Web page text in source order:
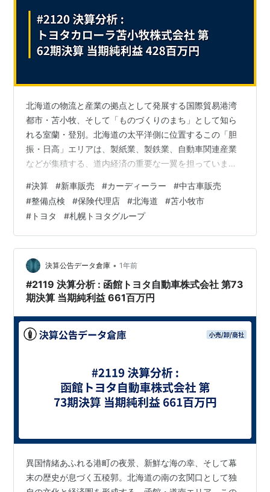
北海道の物流と産業の拠点として発展する国際貿易港湾
都市・苫小牧、そして「ものづくりのまち」として知ら
れる室蘭・登別。北海道の太平洋側に位置するこの「胆
振・日高」エリアは、製紙業、製鉄業、自動車関連産業
などが集積する、道内経済の重要な一翼を担っていま
動車は日々の移動から産業活動まで、あらゆる場面で欠
かせないパートナーです。 今回は、この胆振・日高エリ
アに深く根ざし、1963年の創業から60年以上にわたって
地域社会と共に歩んできた老舗ディーラー、「トヨタカ
ローラ苫小牧株式会社」の決算を読み解きます。自己資
本比率が60%を超えるという驚異的な財務基盤…
#決算 #新車販売 #カーディーラー #中古車販売
#整備点検 #保険代理店 #北海道 #苫小牧市
# トヨタ #札幌トヨタグループ
決算公告データ倉庫 • 1年前
#2119 決算分析 : 函館トヨタ自動車株式会社 第73
期決算 当期純利益 661百万円
異国情緒あふれる港町の夜景、新鮮な海の幸、そして幕
末の歴史が息づく五稜郭。北海道の南の玄関口として独